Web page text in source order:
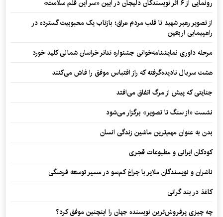
رونمایی از ۶ اثر نویسندگان دلیجان در آیین «سر این قلم سلامت»
از تصویر رهبر شهید تا قلب مردم عراق؛ بازتاب یک محبوبیت گسترده در
راهپیمایی اربعین
مرحله داوری نمایشنامه‌خوانی جشنواره تئاتر خراسان شمالی کلید خورد
هشت سریال نادیده‌گرفته که راز اقتباس موفق را فاش می‌کنند
جنایتی که پیش از مرگ اتفاق می‌افتد
نشست «از سنگ تا تصویر» برگزار می‌شود
بدن به عنوان مهم‌ترین ماشین زندگی انسان
کودکان ایرانی و مطبوعات قجری
ناشران و نویسندگان ملایر با چراغ کم‌سو در مسیر توسعه فرهنگی
کاغذ در بند گرانی
چه چیزی پرفروش‌ترین نویسنده جهان را اینچنین موفق کرد؟